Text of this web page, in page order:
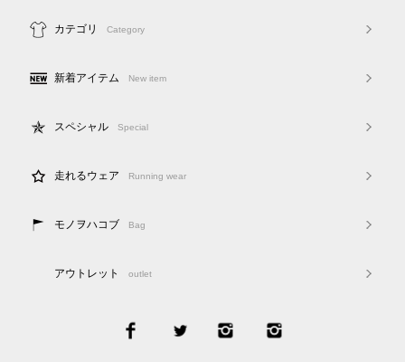
カテゴリ Category
新着アイテム New item
スペシャル Special
走れるウェア Running wear
モノヲハコブ Bag
アウトレット outlet